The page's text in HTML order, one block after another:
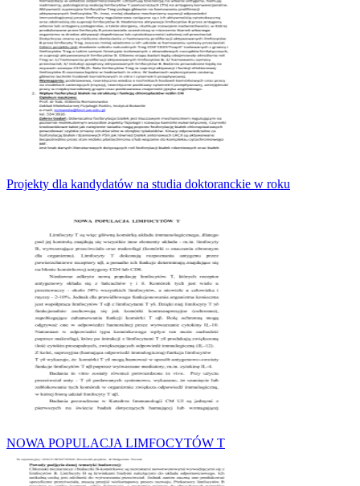
Projekty dla kandydatów na studia doktoranckie w roku
NOWA POPULACJA LIMFOCYTÓW T